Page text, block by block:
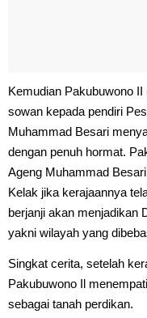
Kemudian Pakubuwono
sowan kepada pendiri
Muhammad Besari
dengan penuh hormat.
Ageng Muhammad
Kelak jika kerajaannya
berjanji akan menjadikan
yakni wilayah yang
Singkat cerita, setelah
Pakubuwono Il
sebagai tanah perdikan.